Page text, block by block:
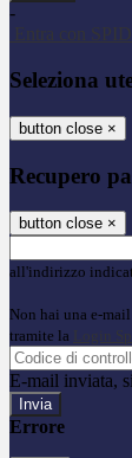
-
Entra con SPID
Seleziona
button close ×
Recupero
button close ×
all'indirizzo
Non hai una e-
tramite la Login
E-mail inviata,
Errore